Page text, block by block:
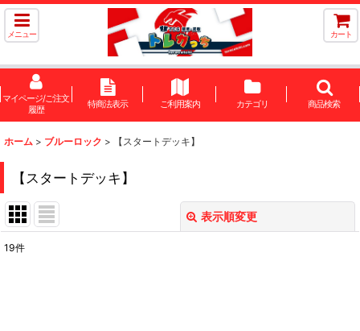
メニュー カート
マイページ/ご注文
履歴
特商法表示 ご利用案内 カテゴリ 商品検索
ホーム > ブルーロック > 【スタートデッキ】
【スタートデッキ】
表示順変更
19件